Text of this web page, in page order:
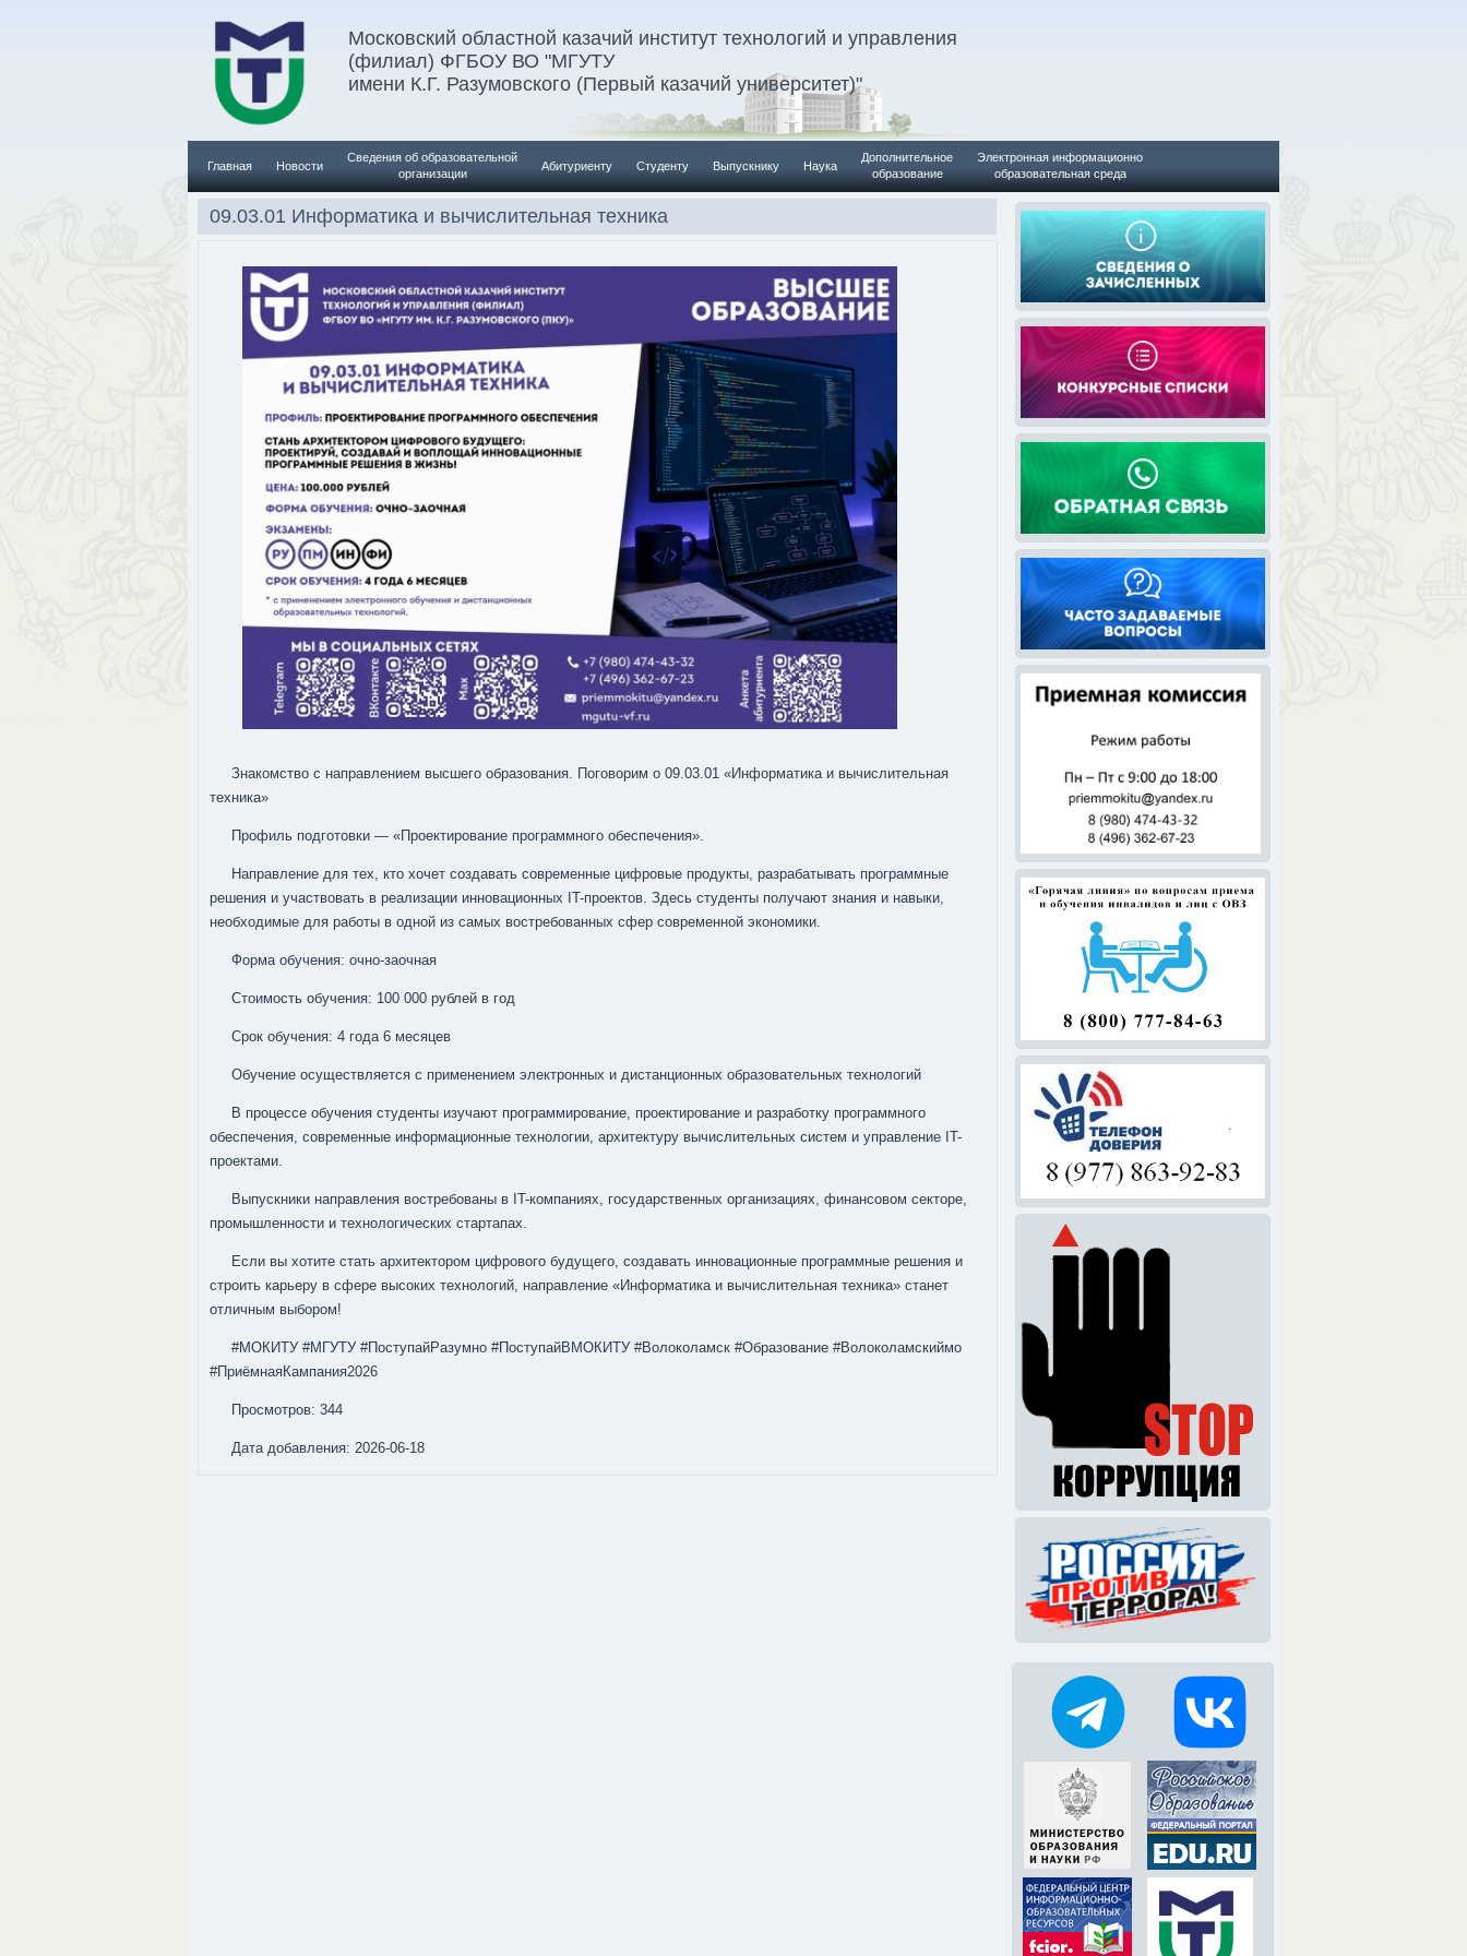
Московский областной казачий институт технологий и управления
(филиал) ФГБОУ ВО "МГУТУ
имени К.Г. Разумовского (Первый казачий университет)"
Главная Новости
Сведения об образовательной
организации
Абитуриенту Студенту Выпускнику Наука
Дополнительное
образование
Электронная информационно
образовательная среда
09.03.01 Информатика и вычислительная техника
Знакомство с направлением высшего образования. Поговорим о 09.03.01 «Информатика и вычислительная
техника»
Профиль подготовки — «Проектирование программного обеспечения».
Направление для тех, кто хочет создавать современные цифровые продукты, разрабатывать программные
решения и участвовать в реализации инновационных IT-проектов. Здесь студенты получают знания и навыки,
необходимые для работы в одной из самых востребованных сфер современной экономики.
Форма обучения: очно-заочная
Стоимость обучения: 100 000 рублей в год
Срок обучения: 4 года 6 месяцев
Обучение осуществляется с применением электронных и дистанционных образовательных технологий
В процессе обучения студенты изучают программирование, проектирование и разработку программного
обеспечения, современные информационные технологии, архитектуру вычислительных систем и управление IT-
проектами.
Выпускники направления востребованы в IT-компаниях, государственных организациях, финансовом секторе,
промышленности и технологических стартапах.
Если вы хотите стать архитектором цифрового будущего, создавать инновационные программные решения и
строить карьеру в сфере высоких технологий, направление «Информатика и вычислительная техника» станет
отличным выбором!
#МОКИТУ #МГУТУ #ПоступайРазумно #ПоступайВМОКИТУ #Волоколамск #Образование #Волоколамскиймо
#ПриёмнаяКампания2026
Просмотров: 344
Дата добавления: 2026-06-18